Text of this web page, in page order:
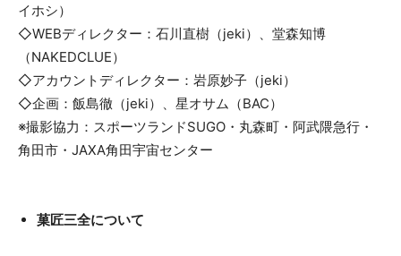
イホシ）
◇WEBディレクター：石川直樹（jeki）、堂森知博
（NAKEDCLUE）
◇アカウントディレクター：岩原妙子（jeki）
◇企画：飯島徹（jeki）、星オサム（BAC）
※撮影協力：スポーツランドSUGO・丸森町・阿武隈急行・
角田市・JAXA角田宇宙センター
菓匠三全について